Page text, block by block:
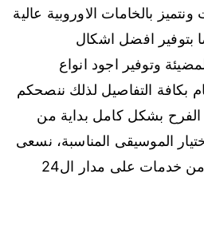
بالخامات الاوروبية عالية
بتوفير افضل اشكال
وتوفير اجود انواع
بكافة التفاصيل لذلك ننصحكم
الفرح بشكل كامل بداية من
الموسيقى المناسبة، نسعى
لتوفير كل ما تحتاج اليه من خدمات على مدار ال24